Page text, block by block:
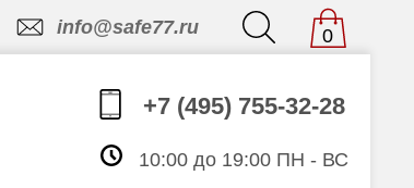
info@safe77.ru 0
+7 (495) 755-32-28
10:00 до 19:00 ПН - ВС